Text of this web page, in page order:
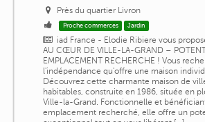
Près du quartier Livron
Proche commerces Jardin
iad France - Elodie Ribiere vous
AU CŒUR DE VILLE-LA-GRAND –
EMPLACEMENT RECHERCHE ! Vous
l'indépendance qu'offre une maison
Découvrez cette charmante maison de
habitables, construite en 1986, située en
Ville-la-Grand. Fonctionnelle et
emplacement recherché, elle offre un